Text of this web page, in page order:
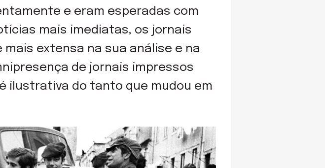
e eram esperadas com
mais imediatas, os jornais
extensa na sua análise e na
de jornais impressos
é ilustrativa do tanto que mudou em